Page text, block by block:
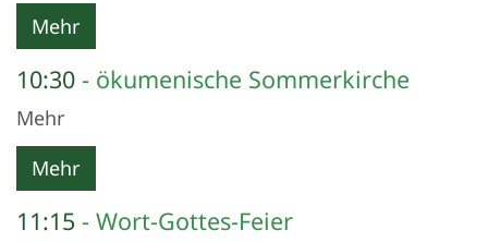
Mehr
10:30 ökumenische Sommerkirche
Mehr
Mehr
11:15 Wort-Gottes-Feier